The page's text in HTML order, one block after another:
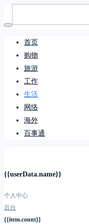
首页
购物
旅游
工作
生活
网络
海外
百事通
{{userData.name}}
个人中心
后台
{{item.count}}